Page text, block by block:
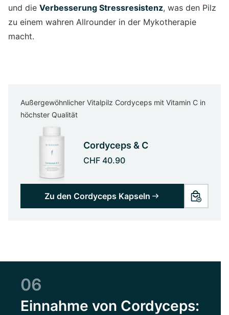
und die Verbesserung Stressresistenz, was den Pilz
zu einem wahren Allrounder in der Mykotherapie
macht.
Außergewöhnlicher Vitalpilz Cordyceps mit Vitamin C in
höchster Qualität
Cordyceps & C
CHF 40.90
Zu den Cordyceps Kapseln
06
Einnahme von Cordyceps: